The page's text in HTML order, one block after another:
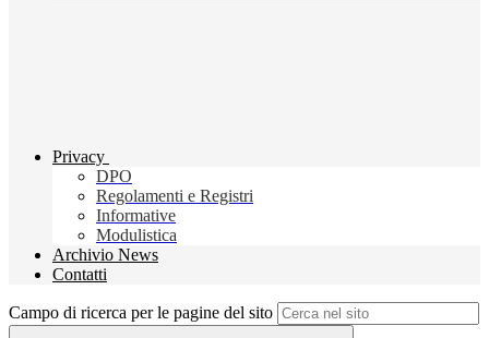
Privacy
DPO
Regolamenti e Registri
Informative
Modulistica
Archivio News
Contatti
Campo di ricerca per le pagine del sito